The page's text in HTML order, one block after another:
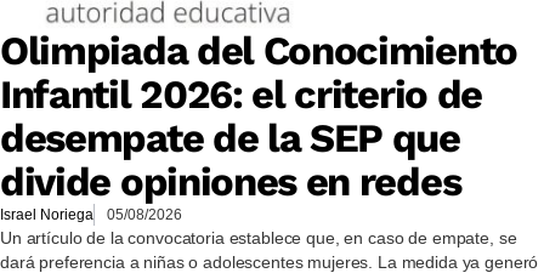
Olimpiada del Conocimiento
Infantil 2026: el criterio de
desempate de la SEP que
divide opiniones en redes
Israel Noriega 05/08/2026
Un artículo de la convocatoria establece que, en caso de empate, se
dará preferencia a niñas o adolescentes mujeres. La medida ya generó